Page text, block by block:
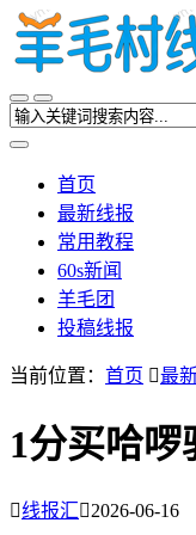
首页
最新线报
常用教程
60s新闻
羊毛团
投稿线报
当前位置： 首页 最
1分买哈啰
线报汇2026-06-16